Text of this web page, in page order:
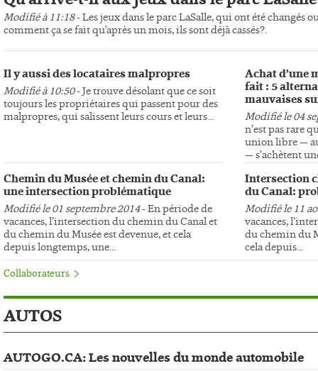
Modifié à 11:18- Les jeux dans le parc LaSalle, qui ont été changés
comment ça se fait qu'après un mois, ils sont déjà cassés?.
Il y aussi des locataires malpropres
Modifié à 10:50- Je trouve désolant que ce soit
toujours les propriétaires qui passent pour des
malpropres, qui salissent leurs cours et leurs...
Chemin du Musée et chemin du Canal:
une intersection problématique
Modifié le 01 septembre 2014- En période de
vacances, l’intersection du chemin du Canal et
du chemin du Musée est devenue, et cela
depuis longtemps, une...
Achat d’une
fait : 5
mauvaises
Modifié le 04
n’est pas rare
union libre —
— s’achètent
Intersection
du Canal:
Modifié le 11
vacances,
du chemin du
cela depuis...
Collaborateurs
AUTOS
AUTOGO.CA: Les nouvelles du monde automobile